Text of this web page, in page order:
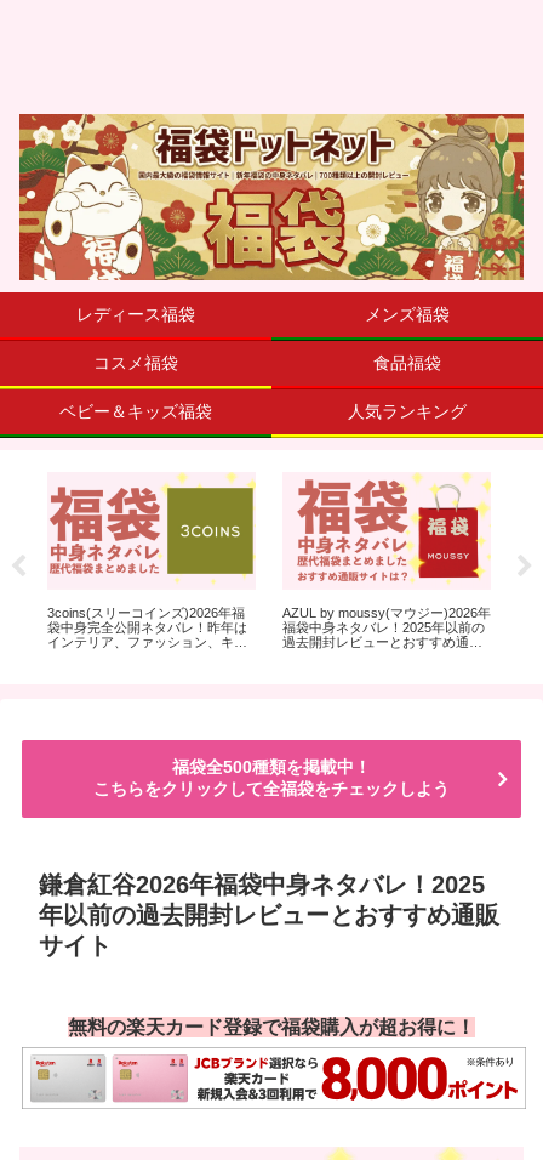
レディース福袋 メンズ福袋
コスメ福袋 食品福袋
ベビー＆キッズ福袋 人気ランキング
3coins(スリーコインズ)2026年福
袋中身完全公開ネタバレ！昨年は
インテリア、ファッション、キッ
AZUL by moussy(マウジー)2026年
福袋中身ネタバレ！2025年以前の
過去開封レビューとおすすめ通販
福袋全500種類を掲載中！
こちらをクリックして全福袋をチェックしよう
鎌倉紅谷2026年福袋中身ネタバレ！2025
年以前の過去開封レビューとおすすめ通販
サイト
無料の楽天カード登録で福袋購入が超お得に！